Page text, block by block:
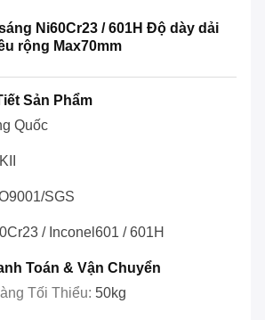
Ni60Cr23 / 601H Độ dày dải
rộng Max70mm
Sản Phẩm
Quốc
SGS
/ Inconel601 / 601H
Toán & Vận Chuyển
Tối Thiểu: 50kg